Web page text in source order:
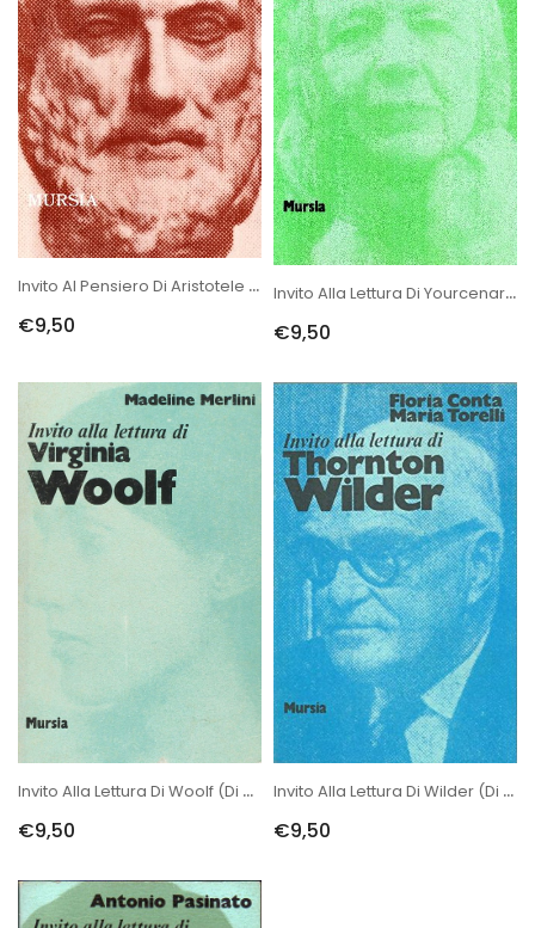
Invito Al Pensiero Di Aristotele (di Vigna C.)
€9,50
Invito Alla Lettura Di Yourcenar (di Poli G.)
€9,50
Invito Alla Lettura Di Woolf (di Merlini M.)
€9,50
Invito Alla Lettura Di Wilder (di Torelli M.-Conta F.)
€9,50